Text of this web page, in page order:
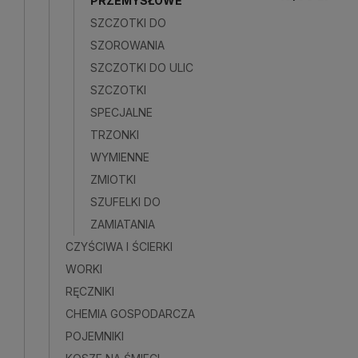
SZCZOTKI DO
SZOROWANIA
SZCZOTKI DO ULIC
SZCZOTKI
SPECJALNE
TRZONKI
WYMIENNE
ZMIOTKI
SZUFELKI DO
ZAMIATANIA
CZYŚCIWA I ŚCIERKI
WORKI
RĘCZNIKI
CHEMIA GOSPODARCZA
POJEMNIKI